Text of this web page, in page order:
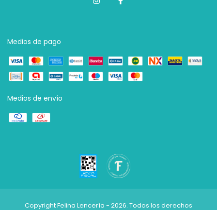
Medios de pago
Medios de envío
Copyright Felina Lencería - 2026. Todos los derechos